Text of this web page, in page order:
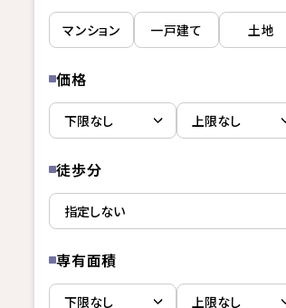
マンション 一戸建て 土地
価格
徒歩分
専有面積